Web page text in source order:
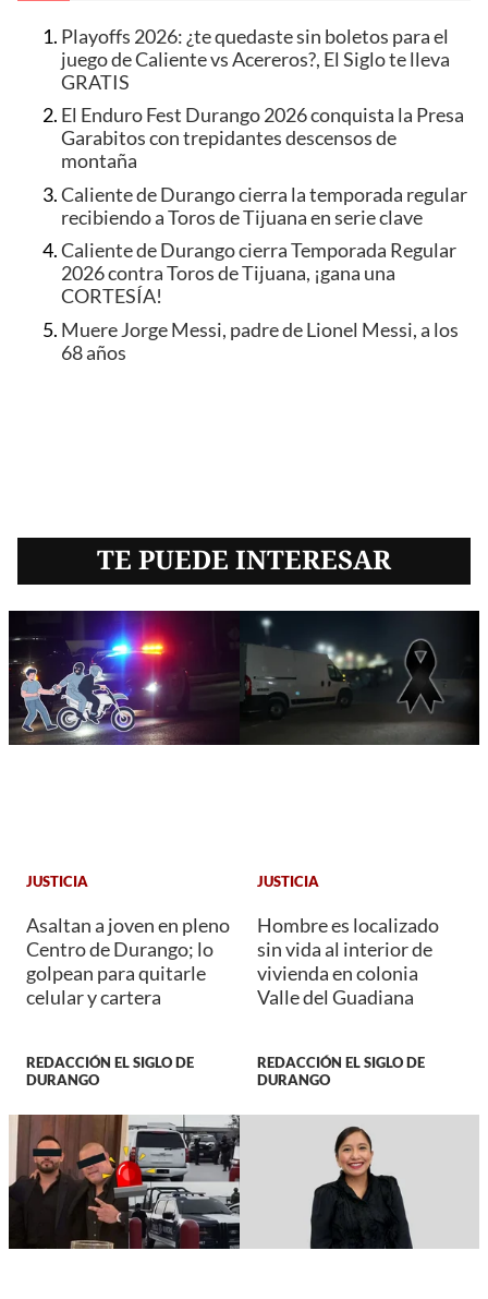
Playoffs 2026: ¿te quedaste sin boletos para el
juego de Caliente vs Acereros?, El Siglo te lleva
GRATIS
El Enduro Fest Durango 2026 conquista la Presa
Garabitos con trepidantes descensos de
montaña
Caliente de Durango cierra la temporada regular
recibiendo a Toros de Tijuana en serie clave
Caliente de Durango cierra Temporada Regular
2026 contra Toros de Tijuana, ¡gana una
CORTESÍA!
Muere Jorge Messi, padre de Lionel Messi, a los
68 años
TE PUEDE INTERESAR
JUSTICIA
Asaltan a joven en pleno
Centro de Durango; lo
golpean para quitarle
celular y cartera
REDACCIÓN EL SIGLO DE
DURANGO
JUSTICIA
Hombre es localizado
sin vida al interior de
vivienda en colonia
Valle del Guadiana
REDACCIÓN EL SIGLO DE
DURANGO